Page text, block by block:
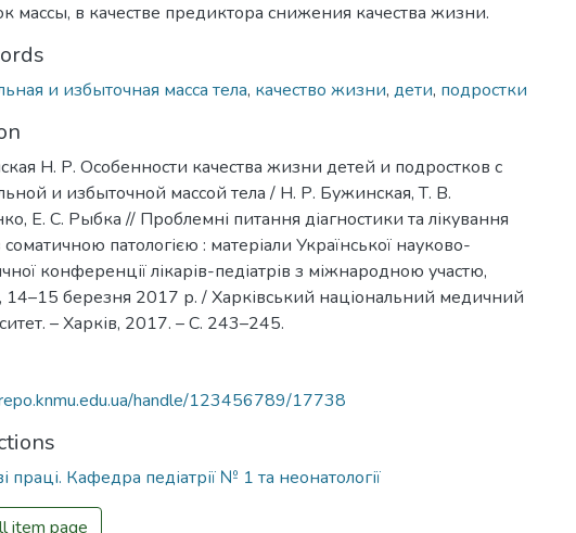
массы, в качестве предиктора снижения качества жизни.
и избыточная масса тела, качество жизни, дети, подростки
Н. Р. Особенности качества жизни детей и подростков с
и избыточной массой тела / Н. Р. Бужинская, Т. В.
Е. С. Рыбка // Проблемні питання діагностики та лікування
соматичною патологією : матеріали Української науково-
конференції лікарів-педіатрів з міжнародною участю,
14–15 березня 2017 р. / Харківський національний медичний
– Харків, 2017. – С. 243–245.
handle/123456789/17738
праці. Кафедра педіатрії № 1 та неонатології
item page